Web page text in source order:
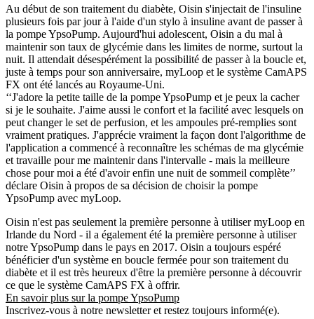
Au début de son traitement du diabète, Oisin s'injectait de l'insuline
plusieurs fois par jour à l'aide d'un stylo à insuline avant de passer à
la pompe YpsoPump. Aujourd'hui adolescent, Oisin a du mal à
maintenir son taux de glycémie dans les limites de norme, surtout la
nuit. Il attendait désespérément la possibilité de passer à la boucle et,
juste à temps pour son anniversaire, myLoop et le système CamAPS
FX ont été lancés au Royaume-Uni.
‘‘J'adore la petite taille de la pompe YpsoPump et je peux la cacher
si je le souhaite. J'aime aussi le confort et la facilité avec lesquels on
peut changer le set de perfusion, et les ampoules pré-remplies sont
vraiment pratiques. J'apprécie vraiment la façon dont l'algorithme de
l'application a commencé à reconnaître les schémas de ma glycémie
et travaille pour me maintenir dans l'intervalle - mais la meilleure
chose pour moi a été d'avoir enfin une nuit de sommeil complète’’
déclare Oisin à propos de sa décision de choisir la pompe
YpsoPump avec myLoop.
Oisin n'est pas seulement la première personne à utiliser myLoop en
Irlande du Nord - il a également été la première personne à utiliser
notre YpsoPump dans le pays en 2017. Oisin a toujours espéré
bénéficier d'un système en boucle fermée pour son traitement du
diabète et il est très heureux d'être la première personne à découvrir
ce que le système CamAPS FX à offrir.
En savoir plus sur la pompe YpsoPump
Inscrivez-vous à notre newsletter et restez toujours informé(e).